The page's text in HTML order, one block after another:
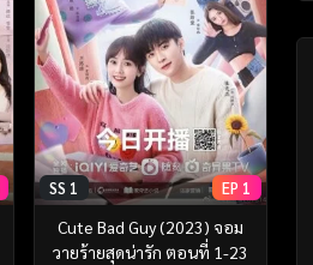
SS 1 EP 1
Cute Bad Guy (2023) จอม
วายร้ายสุดน่ารัก ตอนที่ 1-23